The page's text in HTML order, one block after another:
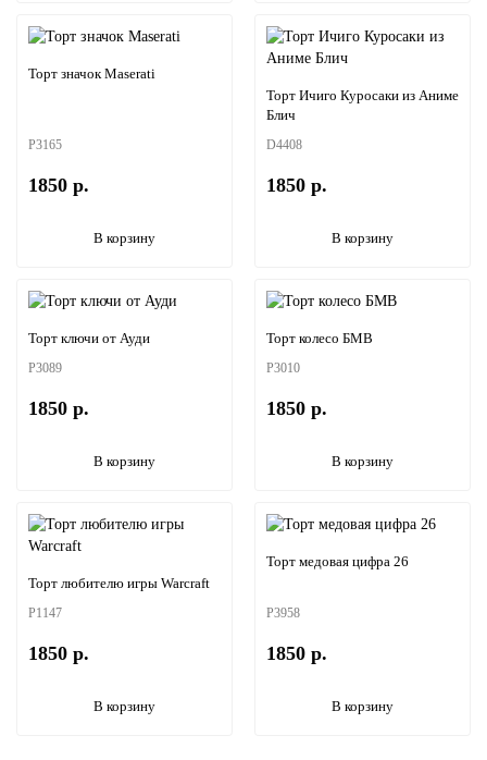
Торт значок Maserati
P3165
1850 р.
В корзину
Торт Ичиго Куросаки из Аниме
Блич
D4408
1850 р.
В корзину
Торт ключи от Ауди
P3089
1850 р.
В корзину
Торт колесо БМВ
P3010
1850 р.
В корзину
Торт любителю игры Warcraft
P1147
1850 р.
В корзину
Торт медовая цифра 26
P3958
1850 р.
В корзину